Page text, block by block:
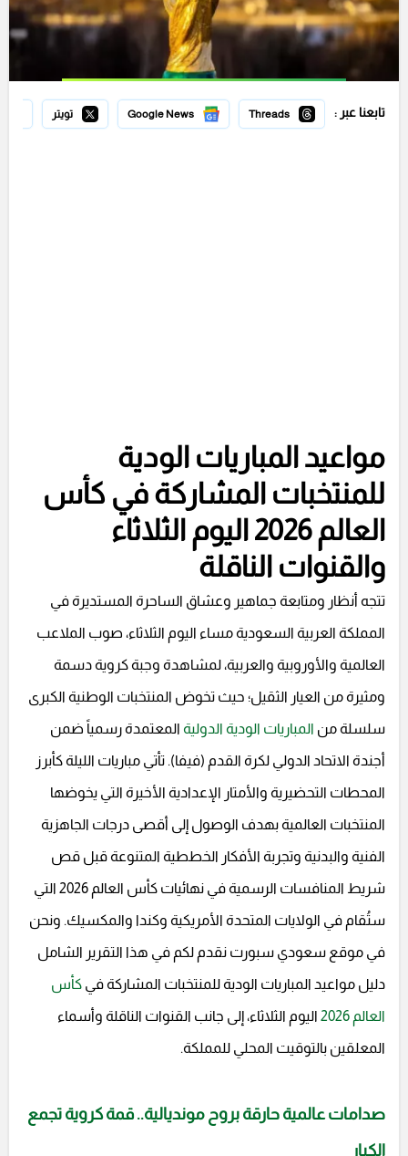
تابعنا عبر : Threads
Google News تويتر
مواعيد المباريات الودية
للمنتخبات المشاركة في كأس
العالم 2026 اليوم الثلاثاء
والقنوات الناقلة
تتجه أنظار ومتابعة جماهير وعشاق الساحرة المستديرة في
المملكة العربية السعودية مساء اليوم الثلاثاء، صوب الملاعب
العالمية والأوروبية والعربية، لمشاهدة وجبة كروية دسمة
ومثيرة من العيار الثقيل؛ حيث تخوض المنتخبات الوطنية الكبرى
سلسلة من المباريات الودية الدولية المعتمدة رسمياً ضمن
أجندة الاتحاد الدولي لكرة القدم (فيفا). تأتي مباريات الليلة كأبرز
المحطات التحضيرية والأمتار الإعدادية الأخيرة التي يخوضها
المنتخبات العالمية بهدف الوصول إلى أقصى درجات الجاهزية
الفنية والبدنية وتجربة الأفكار الخططية المتنوعة قبل قص
شريط المنافسات الرسمية في نهائيات كأس العالم 2026 التي
ستُقام في الولايات المتحدة الأمريكية وكندا والمكسيك. ونحن
في موقع سعودي سبورت نقدم لكم في هذا التقرير الشامل
دليل مواعيد المباريات الودية للمنتخبات المشاركة في كأس
العالم 2026 اليوم الثلاثاء، إلى جانب القنوات الناقلة وأسماء
المعلقين بالتوقيت المحلي للمملكة.
صدامات عالمية حارقة بروح مونديالية.. قمة كروية تجمع
الكبار